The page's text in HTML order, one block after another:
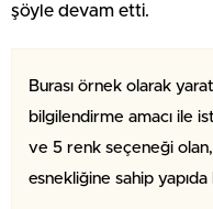
şöyle devam etti.
Burası örnek olarak
bilgilendirme amacı ile
ve 5 renk seçeneği olan,
esnekliğine sahip